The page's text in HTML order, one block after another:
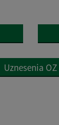
Uznesenia OZ